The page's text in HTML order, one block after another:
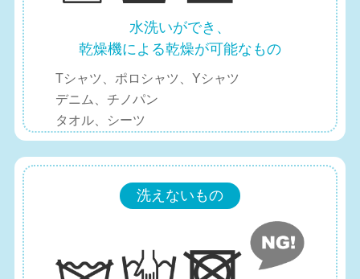
水洗いができ、
乾燥機による乾燥が可能なもの
Tシャツ、ポロシャツ、Yシャツ
デニム、チノパン
タオル、シーツ
洗えないもの